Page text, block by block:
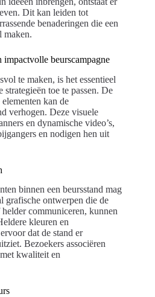
Dit kan leiden tot
benaderingen die een
maken.
impactvolle beurscampagne
te maken, is het essentieel
strategieën toe te passen. De
kan de
verhogen. Deze visuele
en dynamische video’s,
en nodigen hen uit
binnen een beursstand mag
grafische ontwerpen die de
communiceren, kunnen
kleuren en
dat de stand er
Bezoekers associëren
kwaliteit en